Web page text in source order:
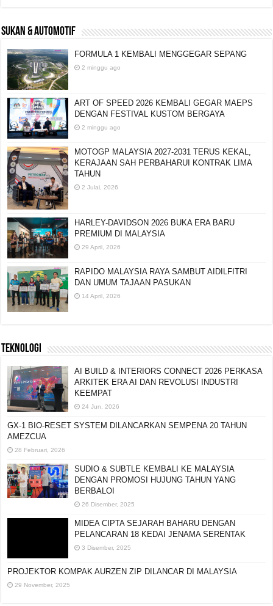
SUKAN & AUTOMOTIF
FORMULA 1 KEMBALI MENGGEGAR SEPANG
2 minggu ago
ART OF SPEED 2026 KEMBALI GEGAR MAEPS
DENGAN FESTIVAL KUSTOM BERGAYA
2 minggu ago
MOTOGP MALAYSIA 2027-2031 TERUS KEKAL,
KERAJAAN SAH PERBAHARUI KONTRAK LIMA
TAHUN
2 Julai, 2026
HARLEY-DAVIDSON 2026 BUKA ERA BARU
PREMIUM DI MALAYSIA
29 April, 2026
RAPIDO MALAYSIA RAYA SAMBUT AIDILFITRI
DAN UMUM TAJAAN PASUKAN
14 April, 2026
TEKNOLOGI
AI BUILD & INTERIORS CONNECT 2026 PERKASA
ARKITEK ERA AI DAN REVOLUSI INDUSTRI
KEEMPAT
24 Jun, 2026
GX-1 BIO-RESET SYSTEM DILANCARKAN
SUDIO & SUBTLE KEMBALI KE MALAYSIA
DENGAN PROMOSI HUJUNG TAHUN YANG
BERBALOI
MIDEA CIPTA SEJARAH BAHARU DENGAN
PELANCARAN 18 KEDAI JENAMA SERENTAK
PROJEKTOR KOMPAK AURZEN ZIP DILANCAR DI